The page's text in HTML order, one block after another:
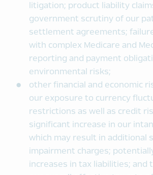
litigation; product liability
government scrutiny of our
settlement agreements;
with complex Medicare and
reporting and payment
environmental risks;
other financial and economic
our exposure to currency
restrictions as well as credit
significant increase in our
which may result in additional
impairment charges;
increases in tax liabilities; and